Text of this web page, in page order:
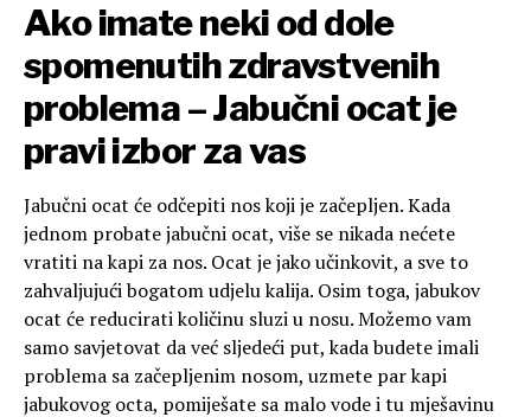
Ako imate neki od dole
spomenutih zdravstvenih
problema – Jabučni ocat je
pravi izbor za vas
Jabučni ocat će odčepiti nos koji je začepljen. Kada
jednom probate jabučni ocat, više se nikada nećete
vratiti na kapi za nos. Ocat je jako učinkovit, a sve to
zahvaljujući bogatom udjelu kalija. Osim toga, jabukov
ocat će reducirati količinu sluzi u nosu. Možemo vam
samo savjetovat da već sljedeći put, kada budete imali
problema sa začepljenim nosom, uzmete par kapi
jabukovog octa, pomiješate sa malo vode i tu mješavinu